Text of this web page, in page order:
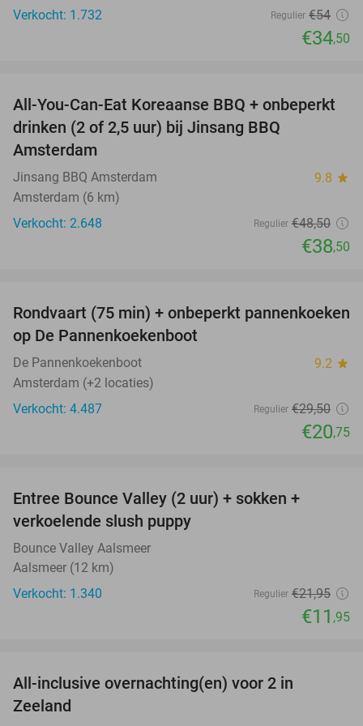
Verkocht: 1.732 Regulier €54
€34,50
21%
All-You-Can-Eat Koreaanse BBQ + onbeperkt
drinken (2 of 2,5 uur) bij Jinsang BBQ
Amsterdam
Jinsang BBQ Amsterdam 9.8 star
Amsterdam (6 km)
Verkocht: 2.648
Regulier €48,50
€38,50
30%
Rondvaart (75 min) + onbeperkt pannenkoeken
op De Pannenkoekenboot
De Pannenkoekenboot 9.2 star
Amsterdam (+2 locaties)
Verkocht: 4.487
Regulier €29,50
€20,75
Entree Bounce Valley (2 uur) + sokken +
verkoelende slush puppy
Bounce Valley Aalsmeer
Aalsmeer (12 km)
Verkocht: 1.340
Regulier €21,95
€11 ,95
All-inclusive overnachting(en) voor 2 in
Zeeland